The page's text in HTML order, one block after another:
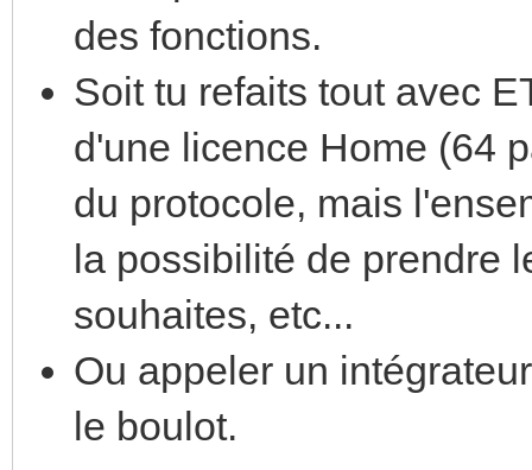
des fonctions.
Soit tu refaits tout avec
d'une licence Home (64
du protocole, mais
la possibilité de prendre
souhaites, etc...
Ou appeler un
le boulot.